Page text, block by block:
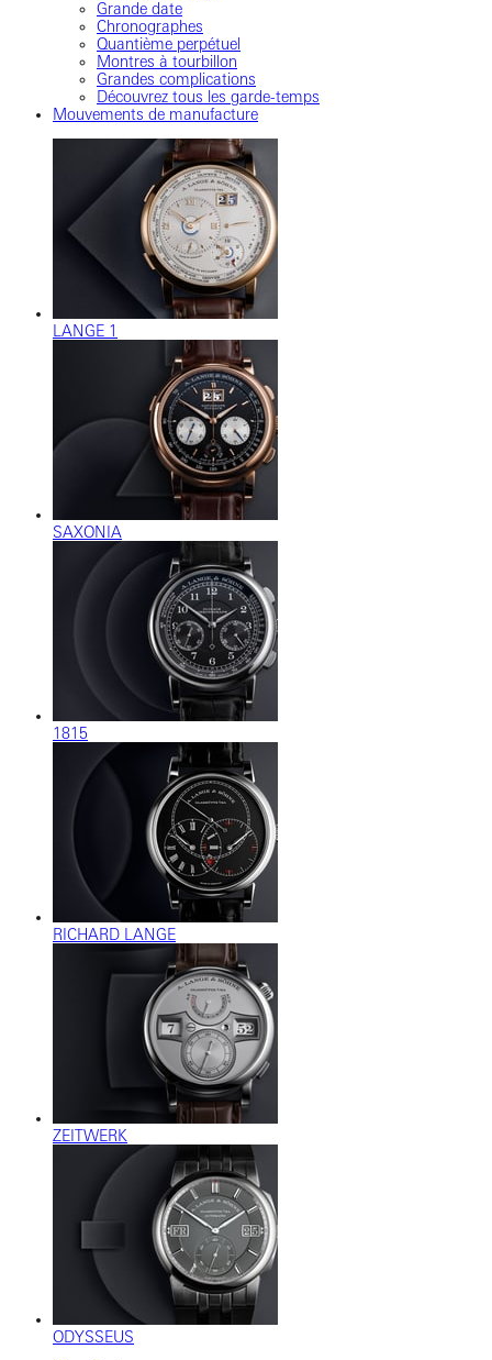
Grande date
Chronographes
Quantième perpétuel
Montres à tourbillon
Grandes complications
Découvrez tous les garde-temps
Mouvements de manufacture
LANGE 1
SAXONIA
1815
RICHARD LANGE
ZEITWERK
ODYSSEUS